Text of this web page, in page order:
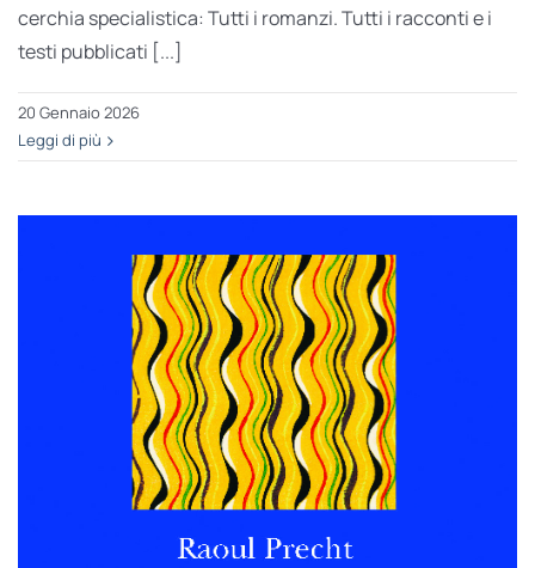
cerchia specialistica: Tutti i romanzi. Tutti i racconti e i
testi pubblicati [...]
20 Gennaio 2026
Leggi di più